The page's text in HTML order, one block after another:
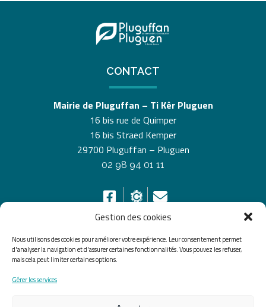
Gestion des cookies
Nous utilisons des cookies pour améliorer votre expérience. Leur consentement permet
d'analyser la navigation et d'assurer certaines fonctionnalités. Vous pouvez les refuser,
mais cela peut limiter certaines options.
Gérer les services
CONTACT
Mairie de Pluguffan – Ti Kêr Pluguen
16 bis rue de Quimper
16 bis Straed Kemper
29700 Pluguffan – Pluguen
02 98 94 01 11
HORAIRES D’OUVERTURE
Du lundi au vendredi de 8h30 à 12h30 et de 13h30 à